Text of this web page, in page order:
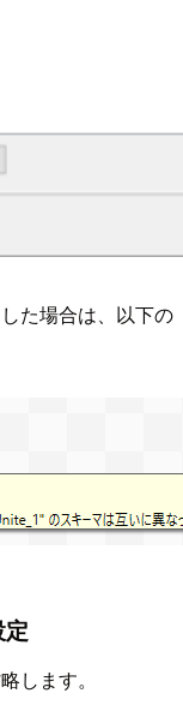
た場合は、以下の
します。